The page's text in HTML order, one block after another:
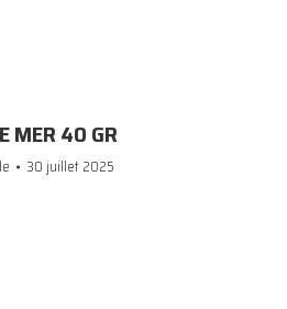
MER 40 GR
30 juillet 2025